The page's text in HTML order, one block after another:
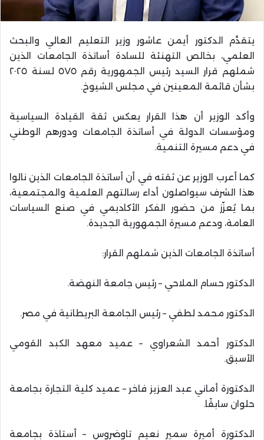
يتقدَّم الدكتور أيمن عاشور وزير التعليم العالي والبحث
العلمي، بخالص التهنئة للسادة أساتذة الجامعات الذين
شملهم قرار السيد رئيس الجمهورية رقم ٥٧٥ لسنة ٢٠٢٥
بشأن قائمة المعينين في مجلس الشيوخ.
وأكد الوزير أن هذا القرار يعكس ثقة القيادة السياسية
ومؤسسات الدولة في أساتذة الجامعات ودورهم الوطني
في دعم مسيرة التنمية.
كما أعرب الوزير عن ثقته في أن أساتذة الجامعات الذين نالوا
هذا الشرف سيواصلون أداء رسالتهم العلمية والمجتمعية،
بما يُعزّز من حضور الفكر الأكاديمي في صنع السياسات
العامة، ودعم مسيرة الجمهورية الجديدة.
أساتذة الجامعات الذين شملهم القرار:
الدكتور حسام الملاحي – رئيس جامعة النهضة.
الدكتور محمد لطفي – رئيس الجامعة البريطانية في مصر.
الدكتور أحمد الشعراوي – عميد معهد الكبد القومي
الأسبق.
الدكتورة أماني عبد العزيز فاخر – عميد كلية التجارة بجامعة
حلوان سابقًا.
الدكتورة أميرة سمير نعيم تاوضروس – أستاذة بجامعة